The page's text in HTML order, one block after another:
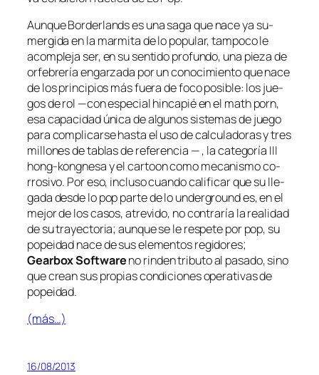
AunqueBorderlandses una sa­ga que na­ce ya su­
mer­gi­da en la mar­mi­ta de lo po­pu­lar, tam­po­co le
acom­ple­ja ser, en su sen­ti­do pro­fun­do, una pie­za de
or­fe­bre­ría en­gar­za­da por un co­no­ci­mien­to que na­ce
de los prin­ci­pios más fue­ra de fo­co po­si­ble: los jue­
gos de rol —con es­pe­cial hin­ca­pié en el math porn,
esa ca­pa­ci­dad úni­ca de al­gu­nos sis­te­mas de jue­go
pa­ra com­pli­car­se has­ta el uso de cal­cu­la­do­ras y tres
mi­llo­nes de ta­blas de re­fe­ren­cia — , la ca­te­go­ría III
hong-kongnesa y elcar­toonco­mo me­ca­nis­mo co­
rro­si­vo. Por eso, in­clu­so cuan­do ca­li­fi­car que su lle­
ga­da des­de lopoppar­te de loun­der­groundes, en el
me­jor de los ca­sos, atre­vi­do, no con­tra­ría la reali­dad
de su tra­yec­to­ria; aun­que se le res­pe­te por pop, su
po­pei­dad na­ce de sus ele­men­tos re­gi­do­res;
Gearbox Softwareno rin­den tri­bu­to al pa­sa­do, sino
que crean sus pro­pias con­di­cio­nes ope­ra­ti­vas de
popeidad.
(más…)
16/08/2013